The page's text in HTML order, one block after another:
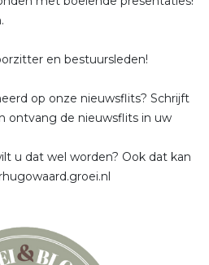
en bestuursleden!
op onze nieuwsflits? Schrijft
ontvang de nieuwsflits in uw
u dat wel worden? Ook dat kan